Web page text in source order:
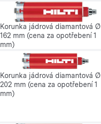
Korunka jádrová diamantová Ø
162 mm (cena za opotřebení 1
mm)
Korunka jádrová diamantová Ø
202 mm (cena za opotřebení 1
mm)